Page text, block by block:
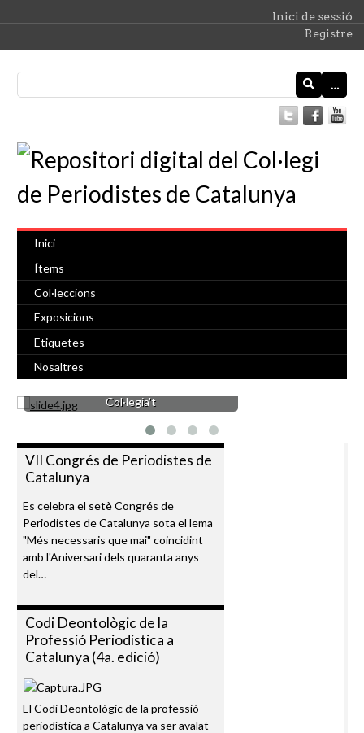
Inici de sessió
Registre
…
Inici
Ítems
Col·leccions
Exposicions
Etiquetes
Nosaltres
Col·legia't
VII Congrés de Periodistes de
Catalunya
Es celebra el setè Congrés de
Periodistes de Catalunya sota el lema
"Més necessaris que mai" coincidint
amb l'Aniversari dels quaranta anys
del…
Codi Deontològic de la
Professió Periodística a
Catalunya (4a. edició)
El Codi Deontològic de la professió
periodística a Catalunya va ser avalat